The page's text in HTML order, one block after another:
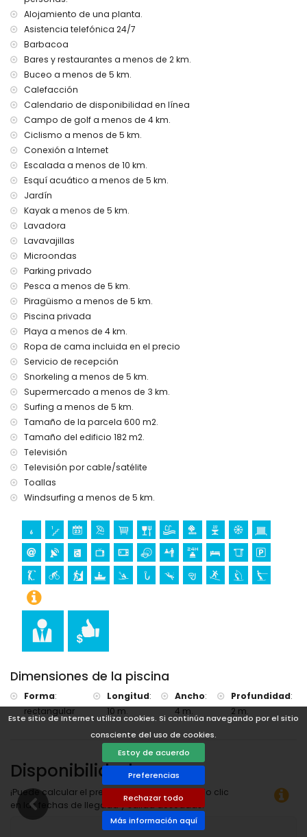
Este sitio de Internet utiliza cookies. Si continúa navegando por el sitio
consciente del uso de cookies.
Estoy de acuerdo
Preferencias
Rechazar todo
Más información aquí
la villa)
parque más cercano: Pinar del Advocat (a 10 kilómetros de
la villa)
aeropuerto más cercano: Alicante (a 100 kilómetros de la
villa)
segundo aeropuerto más cercano: Valencia (a más de 100
no se admiten mascotas
El alojamiento es muy adecuado para familias con niños
Instalaciones y servicios incluidos en el precio del alquiler
internet (WiFi)
plancha y tabla de planchar
ropa de cama y toallas
calefacción por aire y aire acondicionado
Instalaciones y servicios con coste extra
cama/cuna para niños (bajo demanda)
en Benissa, Costa Blanca
bar (a menos de 5 kilómetros de la casa)
Lugares de interés y cultura en Benissa, Costa Blanca
museo (Moraira), iglesia (Iglesia Nuestra Señora de los
Desamparados), castillo (Castell de Moraira-Teulada),
ruina (Torre de Vigía del Cap d'Or), monumento (Escultura
"Hombre Mirando al Mar" de Toni Mari), edificio
arquitectónico (Castell de Moraira) y lugar histórico (Centro
Histórico) (a menos de 10 kilómetros del alojamiento)
Deportes
golf, ciclismo, canotaje, kayak, pesca, buceo, snorkel, surf,
windsurf y esquí acuático (a menos de 5 kilómetros de la
villa)
la villa)
Alojamiento de una planta.
Asistencia telefónica 24/7
Barbacoa
Bares y restaurantes a menos de 2 km.
Buceo a menos de 5 km.
Calefacción
Calendario de disponibilidad en línea
Campo de golf a menos de 4 km.
Ciclismo a menos de 5 km.
Conexión a Internet
Escalada a menos de 10 km.
Esquí acuático a menos de 5 km.
Jardín
Kayak a menos de 5 km.
Lavadora
Lavavajillas
Microondas
Parking privado
Pesca a menos de 5 km.
Piragüismo a menos de 5 km.
Piscina privada
Playa a menos de 4 km.
Ropa de cama incluida en el precio
Servicio de recepción
Snorkeling a menos de 5 km.
Supermercado a menos de 3 km.
Surfing a menos de 5 km.
Tamaño de la parcela 600 m2.
Tamaño del edificio 182 m2.
Televisión
Televisión por cable/satélite
Toallas
Windsurfing a menos de 5 km.
Dimensiones de la piscina
Forma:
rectangular
Longitud:
10 m.
Ancho:
4 m.
Profundidad:
2 m.
Disponibilidad
¡Puede calcular el precio del alquiler haciendo clic
en las fechas de llegada y salida deseadas!